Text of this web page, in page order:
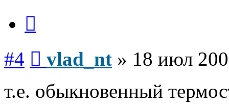
#4 vlad_nt » 18 июл
т.е. обыкновенный